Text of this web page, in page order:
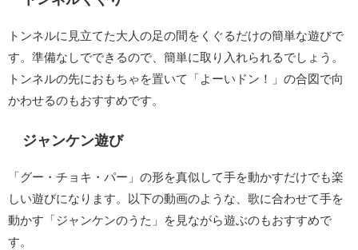
トンネルに見立てた大人の足の間をくぐるだけの簡単な遊びで
す。準備なしでできるので、簡単に取り入れられるでしょう。
トンネルの先におもちゃを置いて「よーいドン！」の合図で向
かわせるのもおすすめです。
ジャンケン遊び
「グー・チョキ・パー」の形を真似して手を動かすだけでも楽
しい遊びになります。以下の動画のような、歌に合わせて手を
動かす「ジャンケンのうた」を見ながら遊ぶのもおすすめで
す。